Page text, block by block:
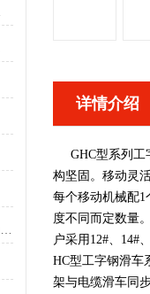
详情介绍
GHC型系列工
构坚固。移动灵
每个移动机械配
度不同而定数量
户采用12#、14#
HC型工字钢滑车
架与电缆滑车同